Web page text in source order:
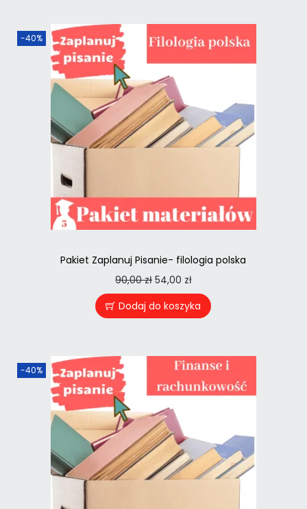
-40%
Pakiet Zaplanuj Pisanie- filologia polska
90,00zł 54,00 zł
Dodaj do koszyka
-40%